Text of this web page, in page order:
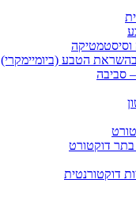
וסיסטמטיקה
בהשראת הטבע (ביומיימקרי)
סביבה
דוקטורט
דוקטורנטית